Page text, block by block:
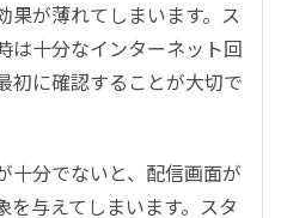
果が薄れてしまいます。ス
は十分なインターネット回
初に確認することが大切で
十分でないと、配信画面が
与えてしまいます。スタ